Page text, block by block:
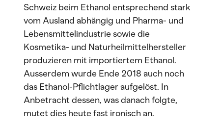
Schweiz beim Ethanol entsprechend stark
vom Ausland abhängig und Pharma- und
Lebensmittelindustrie sowie die
Kosmetika- und Naturheilmittelhersteller
produzieren mit importiertem Ethanol.
Ausserdem wurde Ende 2018 auch noch
das Ethanol-Pflichtlager aufgelöst. In
Anbetracht dessen, was danach folgte,
mutet dies heute fast ironisch an.